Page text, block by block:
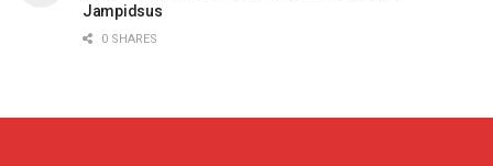
Jampidsus
0 SHARES